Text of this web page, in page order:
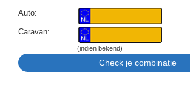
Auto:
Caravan:
(indien bekend)